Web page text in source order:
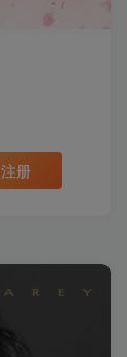
注册